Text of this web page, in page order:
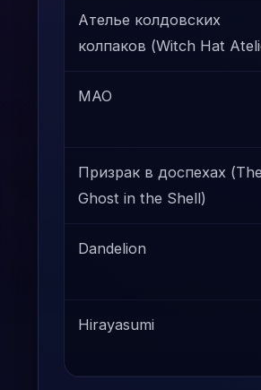
Ателье колдовских
колпаков (Witch Hat
MAO
Призрак в доспехах (The
Ghost in the Shell)
Dandelion
Hirayasumi